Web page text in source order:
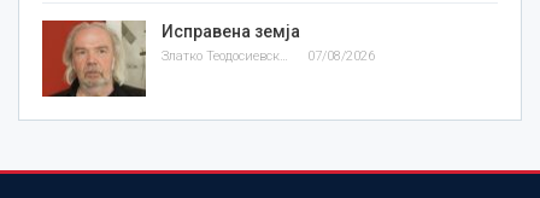
Исправена земја
Златко Теодосиевски 07/08/2026